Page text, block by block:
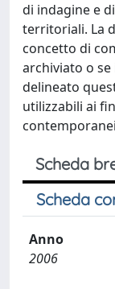
di indagine e
territoriali. La
concetto di
archiviato o
delineato
utilizzabili ai
Scheda
Scheda
Anno
2006